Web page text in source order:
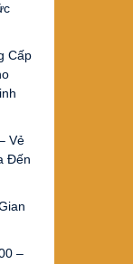
Cấp
Vẻ
Đến
–